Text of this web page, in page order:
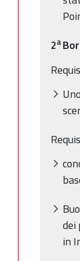
2a
dei
in